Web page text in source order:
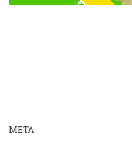
META